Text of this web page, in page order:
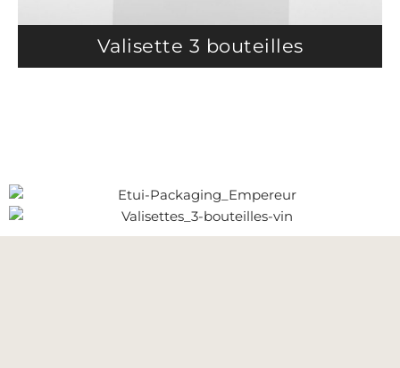
Valisette 3 bouteilles